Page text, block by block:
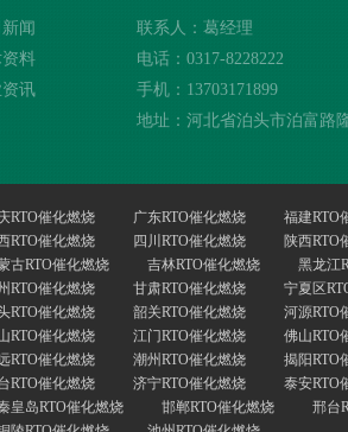
闻
料
讯
联系人：葛经理
电话：0317-8228222
手机：13703171899
地址：河北省泊头市泊富路
RTO催化燃烧 广东RTO催化燃烧 福建RTO
RTO催化燃烧 四川RTO催化燃烧 陕西RTO
古RTO催化燃烧 吉林RTO催化燃烧 黑龙江
RTO催化燃烧 甘肃RTO催化燃烧 宁夏区
RTO催化燃烧 韶关RTO催化燃烧 河源RTO
RTO催化燃烧 江门RTO催化燃烧 佛山RTO
RTO催化燃烧 潮州RTO催化燃烧 揭阳RTO
RTO催化燃烧 济宁RTO催化燃烧 泰安RTO
皇岛RTO催化燃烧 邯郸RTO催化燃烧 邢台